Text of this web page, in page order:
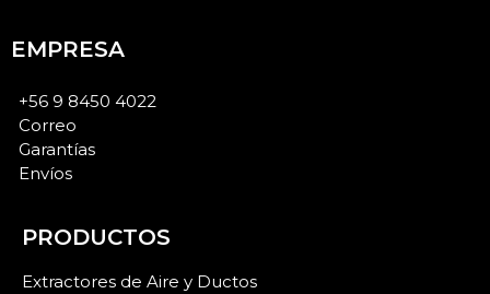
EMPRESA
+56 9 8450 4022
Correo
Garantías
Envíos
PRODUCTOS
Extractores de Aire y Ductos